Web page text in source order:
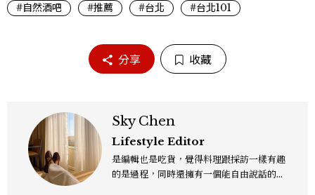
#自然酒吧 #推薦 #台北 #台北101
分享 收藏
Sky Chen
Lifestyle Editor
是編輯也是吃貨，覺得料理跟採訪一樣有趣
的是過程，同時還擁有一個能自由說話的地